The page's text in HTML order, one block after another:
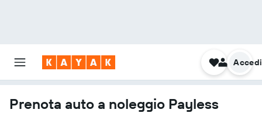
Accedi
Prenota auto a noleggio Payless